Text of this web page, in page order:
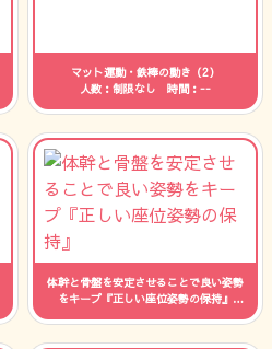
マット運動・鉄棒の動き（2）
人数：制限なし 時間：--
体幹と骨盤を安定させることで良い姿勢
をキープ『正しい座位姿勢の保持』